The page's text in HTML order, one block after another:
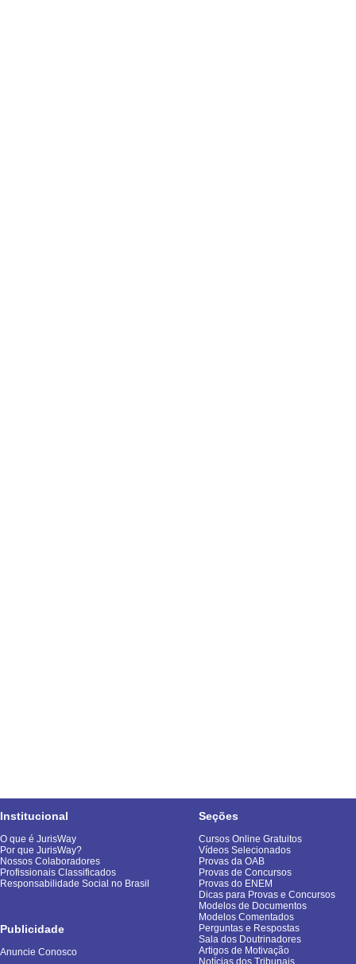
Institucional
O que é JurisWay
Por que JurisWay?
Nossos Colaboradores
Profissionais Classificados
Responsabilidade Social no Brasil
Publicidade
Anuncie Conosco
Seções
Cursos Online Gratuitos
Vídeos Selecionados
Provas da OAB
Provas de Concursos
Provas do ENEM
Dicas para Provas e Concursos
Modelos de Documentos
Modelos Comentados
Perguntas e Respostas
Sala dos Doutrinadores
Artigos de Motivação
Notícias dos Tribunais